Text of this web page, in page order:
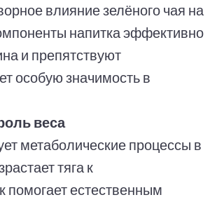
влияние зелёного чая на
напитка эффективно
и препятствуют
особую значимость в
веса
метаболические процессы в
тяга к
помогает естественным